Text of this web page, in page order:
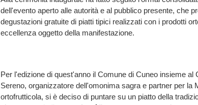
dell'evento aperto alle autorità e al pubblico presente, che
degustazioni gratuite di piatti tipici realizzati con i prodotti
eccellenza oggetto della manifestazione.
Per l'edizione di quest'anno il Comune di Cuneo insieme al
Sereno, organizzatore dell'omonima sagra e partner per la
ortofrutticola, si è deciso di puntare su un piatto della